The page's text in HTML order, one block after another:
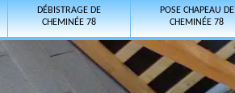
DÉBISTRAGE DE
CHEMINÉE 78
POSE CHAPEAU DE
CHEMINÉE 78